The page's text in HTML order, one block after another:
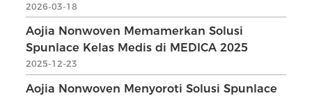
2026-03-18
Aojia Nonwoven Memamerkan Solusi
Spunlace Kelas Medis di MEDICA 2025
2025-12-23
Aojia Nonwoven Menyoroti Solusi Spunlace